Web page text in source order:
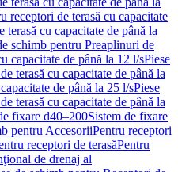
receptori de terasă cu capacitate
terasă cu capacitate de până la
schimb pentru Preaplinuri de
capacitate de până la 12 l/sPiese
terasă cu capacitate de până la
de până la 25 l/sPiese
terasă cu capacitate de până la
fixare d40–200Sistem de fixare
pentru AccesoriiPentru receptori
receptori de terasăPentru
de drenaj al